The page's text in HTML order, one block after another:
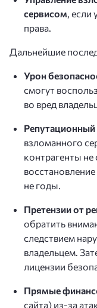
сервисом, если
права.
Дальнейшие
Урон
смогут
во вред
взломанного
контрагенты не
не годы.
Претензии от
обратить
следствием
владельцем.
лицензии
Прямые
сайта) из-за